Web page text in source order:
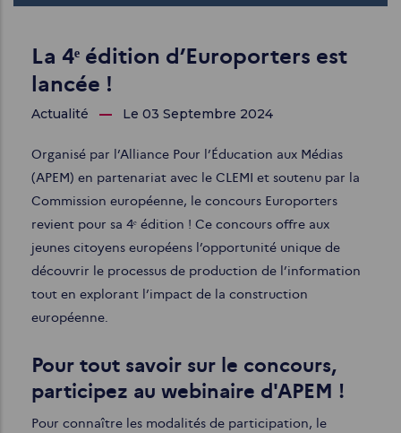
La 4ᵉ édition d’Europorters est
lancée !
Actualité Le 03 Septembre 2024
Organisé par l’Alliance Pour l’Éducation aux Médias
(APEM) en partenariat avec le CLEMI et soutenu par la
Commission européenne, le concours Europorters
revient pour sa 4ᵉ édition ! Ce concours offre aux
jeunes citoyens européens l’opportunité unique de
découvrir le processus de production de l’information
tout en explorant l’impact de la construction
européenne.
Pour tout savoir sur le concours,
participez au webinaire d'APEM !
Pour connaître les modalités de participation, le